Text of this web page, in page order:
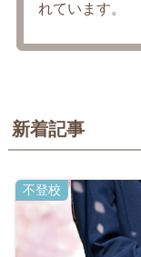
れています。
新着記事
不登校